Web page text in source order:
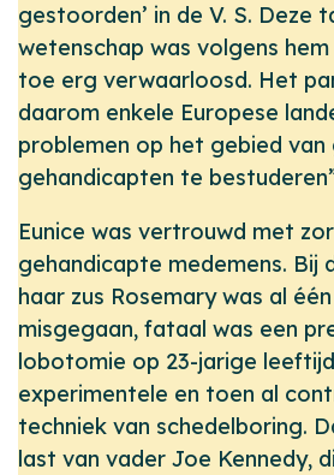
gestoorden’ in de V. S. Deze
wetenschap was volgens
toe erg verwaarloosd. Het
daarom enkele Europese
problemen op het gebied van
gehandicapten te
Eunice was vertrouwd met
gehandicapte medemens. Bij
haar zus Rosemary was al
misgegaan, fataal was een
lobotomie op 23-jarige
experimentele en toen al
techniek van schedelboring.
last van vader Joe Kennedy,